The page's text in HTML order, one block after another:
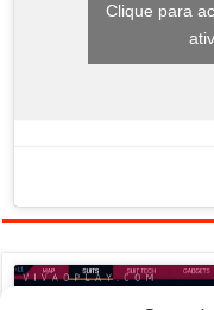
Clique para